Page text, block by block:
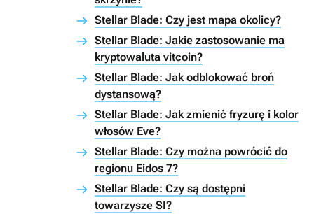
Stellar Blade: Czy jest mapa okolicy?
Stellar Blade: Jakie zastosowanie ma
kryptowaluta vitcoin?
Stellar Blade: Jak odblokować broń
dystansową?
Stellar Blade: Jak zmienić fryzurę i kolor
włosów Eve?
Stellar Blade: Czy można powrócić do
regionu Eidos 7?
Stellar Blade: Czy są dostępni
towarzysze SI?